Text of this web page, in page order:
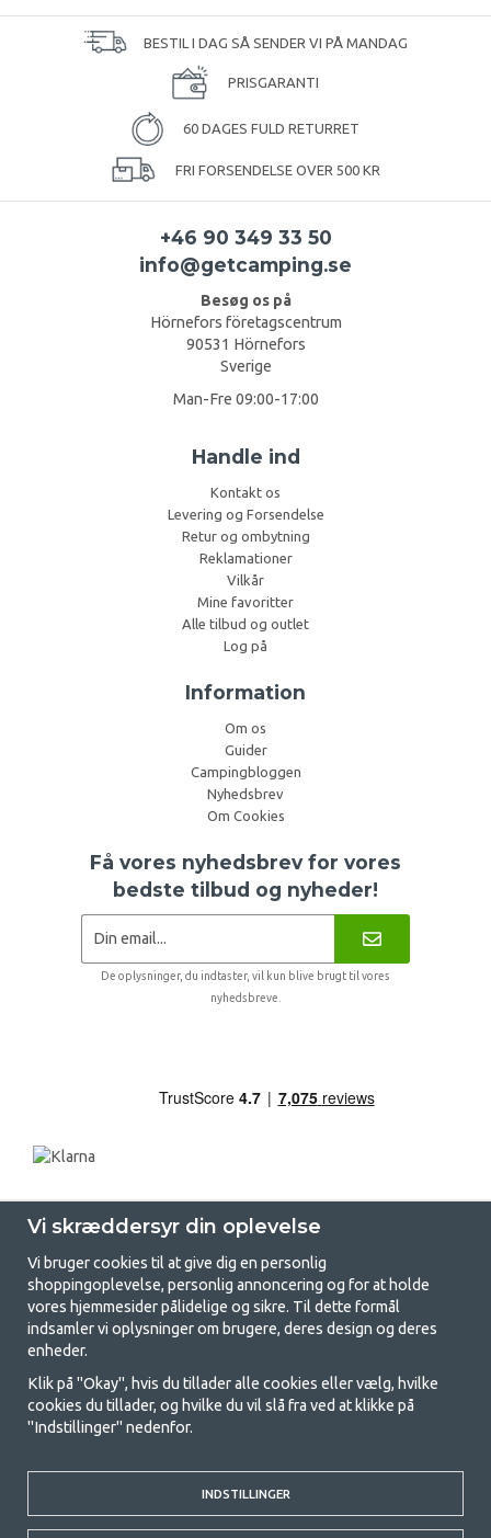
BESTIL I DAG SÅ SENDER VI PÅ MANDAG
PRISGARANTI
60 DAGES FULD RETURRET
FRI FORSENDELSE OVER 500 KR
+46 90 349 33 50
info@getcamping.se
Besøg os på
Hörnefors företagscentrum
90531 Hörnefors
Sverige
Man-Fre 09:00-17:00
Handle ind
Kontakt os
Levering og Forsendelse
Retur og ombytning
Reklamationer
Vilkår
Mine favoritter
Alle tilbud og outlet
Log på
Information
Om os
Guider
Campingbloggen
Nyhedsbrev
Om Cookies
Få vores nyhedsbrev for vores
bedste tilbud og nyheder!
De oplysninger, du indtaster, vil kun blive brugt til vores
nyhedsbreve.
GetCamping.dk - Din butik for
camping og friluftsliv
Camping kan enten være en livsstil eller en måde at samle familien på til
et fælles eventyr. Uanset hvilken kategori du tilhører, finder du alt, du
til at campere, så vi tilbyder rigtig gode priser på familietelte,
campingvogns-telte og alt andet udstyr til camping og friluftsliv. Vores
mål er at tilbyde det bedste campingudstyr med hensyn til kvalitet og
funktionalitet i hver priskategori. Du er velkommen til at kontakte os,
Vi skræddersyr din oplevelse
Vi bruger cookies til at give dig en personlig
shoppingoplevelse, personlig annoncering og for at holde
vores hjemmesider pålidelige og sikre. Til dette formål
indsamler vi oplysninger om brugere, deres design og deres
enheder.
Klik på "Okay", hvis du tillader alle cookies eller vælg, hvilke
cookies du tillader, og hvilke du vil slå fra ved at klikke på
"Indstillinger" nedenfor.
INDSTILLINGER